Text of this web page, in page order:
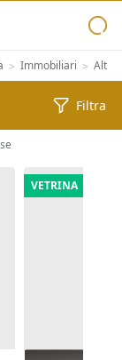
> Immobiliari > Altre
Filtra
VETRINA